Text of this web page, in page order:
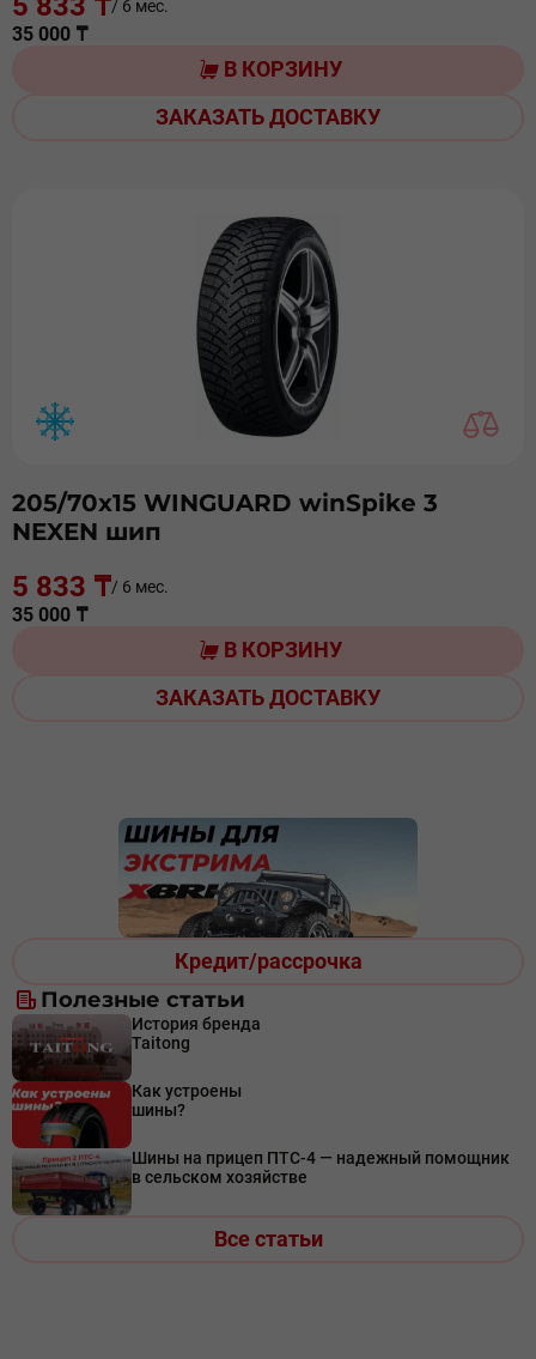
Кредит/рассрочка
Полезные статьи
История бренда
Taitong
Как устроены
шины?
Шины на прицеп ПТС-4 — надежный помощник
в сельском хозяйстве
Все статьи
/ 6 мес.
35 000 ₸
В КОРЗИНУ
ЗАКАЗАТЬ ДОСТАВКУ
205/70х15 WINGUARD winSpike 3
NEXEN шип
5 833 ₸/ 6 мес.
35 000 ₸
В КОРЗИНУ
ЗАКАЗАТЬ ДОСТАВКУ